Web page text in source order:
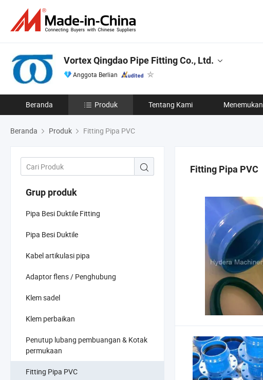
Vortex Qingdao Pipe Fitting Co., Ltd.
Anggota Berlian
Beranda Produk Tentang Kami Menemukan
Beranda Produk Fitting Pipa PVC
Grup produk
Pipa Besi Duktile Fitting
Pipa Besi Duktile
Kabel artikulasi pipa
Adaptor flens / Penghubung
Klem sadel
Klem perbaikan
Penutup lubang pembuangan & Kotak
permukaan
Fitting Pipa PVC
Fitting Pipa PVC